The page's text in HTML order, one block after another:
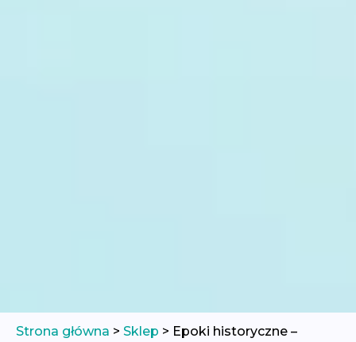
Strona główna > Sklep > Epoki historyczne –